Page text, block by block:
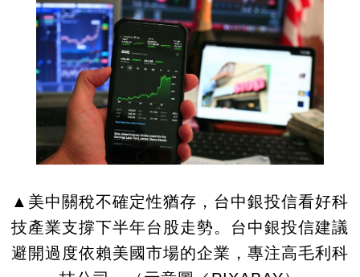
▲美中關稅不確定性猶存，台中銀投信看好科
技產業支撐下半年台股走勢。台中銀投信建議
避開過度依賴美國市場的企業，專注高毛利科